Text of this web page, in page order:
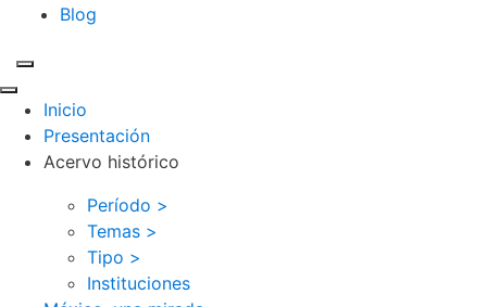
Blog
Inicio
Presentación
Acervo histórico
Período >
Temas >
Tipo >
Instituciones